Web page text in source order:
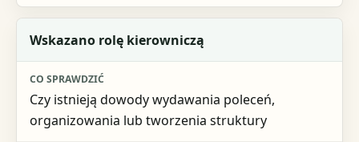
Wskazano rolę kierowniczą
Czy istnieją dowody wydawania poleceń,
organizowania lub tworzenia struktury